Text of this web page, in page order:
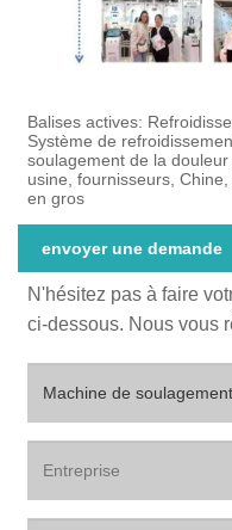
Balises actives:
Système de
soulagement de la
usine, fournisseurs,
en gros
envoyer une demande
N'hésitez pas à faire
ci-dessous. Nous vous